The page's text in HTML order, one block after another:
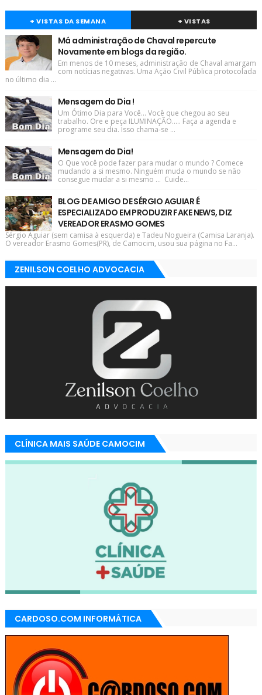
+ VISTAS DA SEMANA + VISTAS
Má administração de Chaval repercute
Novamente em blogs da região.
Em menos de 10 meses, administração de Chaval amargam
com notícias negativas. Uma Ação Civil Pública protocolada
no último dia ...
Mensagem do Dia !
Um Ótimo Dia para Você... Você que chegou ao seu
trabalho. Ore e peça ILUMINAÇÃO..... Faça a agenda e
programe seu dia. Isso chama-se ...
Mensagem do Dia!
O Que você pode fazer para mudar o mundo ? Comece
mudando a si mesmo. Ninguém muda o mundo se não
consegue mudar a si mesmo ... Cuide...
BLOG DE AMIGO DE SÉRGIO AGUIAR É
ESPECIALIZADO EM PRODUZIR FAKE NEWS, DIZ
VEREADOR ERASMO GOMES
Sérgio Aguiar (sem camisa à esquerda) e Tadeu Nogueira (Camisa Laranja).
O vereador Erasmo Gomes(PR), de Camocim, usou sua página no Fa...
ZENILSON COELHO ADVOCACIA
CLÍNICA MAIS SAÚDE CAMOCIM
CARDOSO.COM INFORMÁTICA